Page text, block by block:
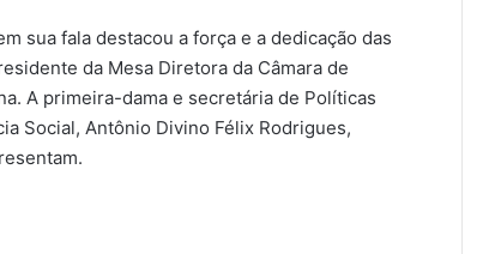
sua fala destacou a força e a dedicação das
da Mesa Diretora da Câmara de
A primeira-dama e secretária de Políticas
Social, Antônio Divino Félix Rodrigues,